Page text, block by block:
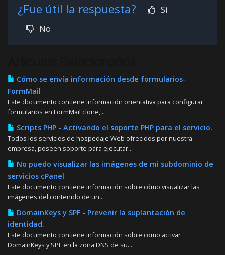
¿Fue útil la respuesta?
Si
No
Cómo se envía información desde formularios-
FormMail
Este documento contiene información orientativa para configurar
formularios en FormMail clone,...
Scripts PHP - Activando el soporte PHP para el servicio.
Todos los servicios de hospedaje Web ofrecidos por nuestra
empresa, poseen soporte para ejecutar...
No puedo visualizar las imágenes de mi subdominio de
servicios cPanel
Este documento contiene información sobre cómo visualizar las
imágenes del contenido de un...
DomainKeys y SPF - Prevenir la suplantación de
identidad.
Este documento contiene información sobre como activar
DomainKeys y SPF en la zona DNS de su...